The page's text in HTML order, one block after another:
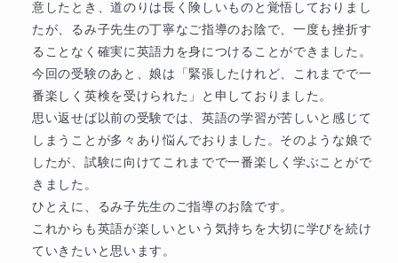
＊ライティング
＊リスニング
【4技能を網羅】しながら、英語の本質を学ぶレッスン
で、
一生役立つ英語力を身につけましょう。
ーーーーーーーーー
◆生徒の皆様へ
高校
難関国公立高校
大阪府立北野高等学校
難関私立高校
慶應義塾湘南藤沢高等部
上位私立高校
同志社国際高等学校
関西大学高等部
中学校
最難関校
渋谷教育学園幕張中学校
意したとき、道のりは長く険しいものと覚悟しておりまし
たが、るみ子先生の丁寧なご指導のお陰で、一度も挫折す
ることなく確実に英語力を身につけることができました。
今回の受験のあと、娘は「緊張したけれど、これまでで一
番楽しく英検を受けられた」と申しておりました。
思い返せば以前の受験では、英語の学習が苦しいと感じて
しまうことが多々あり悩んでおりました。そのような娘で
したが、試験に向けてこれまでで一番楽しく学ぶことがで
きました。
ひとえに、るみ子先生のご指導のお陰です。
これからも英語が楽しいという気持ちを大切に学びを続け
ていきたいと思います。